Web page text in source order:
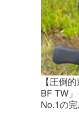
【圧倒
BF TW
No.1の